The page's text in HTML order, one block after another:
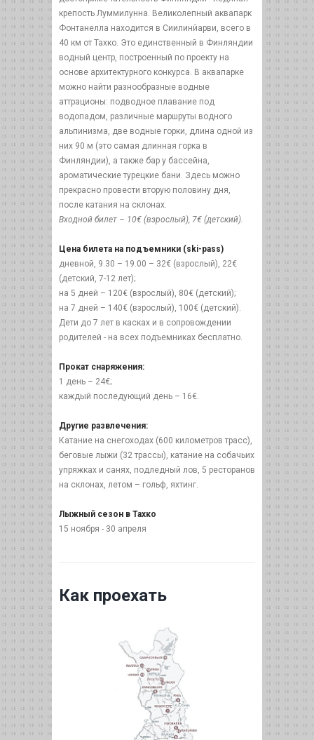
крепость Луммилунна. Великолепный аквапарк
Фонтанелла находится в Сиилинйарви, всего в
40 км от Тахко. Это единственный в Финляндии
водный центр, построенный по проекту на
основе архитектурного конкурса. В аквапарке
можно найти разнообразные водные
аттрационы: подводное плавание под
водопадом, различные маршруты водного
альпинизма, две водные горки, длина одной из
них 90 м (это самая длинная горка в
Финляндии), а также бар у бассейна,
ароматические турецкие бани. Здесь можно
прекрасно провести вторую половину дня,
после катания на склонах.
Входной билет – 10€ (взрослый), 7€ (детский).
Цена билета на подъемники (ski-pass)
дневной, 9.30 – 19.00 – 32€ (взрослый), 22€
(детский, 7-12 лет);
на 5 дней – 120€ (взрослый), 80€ (детский);
на 7 дней – 140€ (взрослый), 100€ (детский).
Дети до 7 лет в касках и в сопровождении
родителей - на всех подъемниках бесплатно.
Прокат снаряжения:
1 день – 24€;
каждый последующий день – 16€.
Другие развлечения:
Катание на снегоходах (600 километров трасс),
беговые лыжи (32 трассы), катание на собачьих
упряжках и санях, подледный лов, 5 ресторанов
на склонах, летом – гольф, яхтинг.
Лыжный сезон в Тахко
15 ноября - 30 апреля
Как проехать